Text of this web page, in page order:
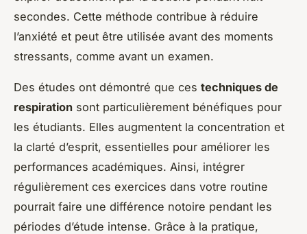
secondes. Cette méthode contribue à réduire
l’anxiété et peut être utilisée avant des moments
stressants, comme avant un examen.
Des études ont démontré que ces techniques de
respiration sont particulièrement bénéfiques pour
les étudiants. Elles augmentent la concentration et
la clarté d’esprit, essentielles pour améliorer les
performances académiques. Ainsi, intégrer
régulièrement ces exercices dans votre routine
pourrait faire une différence notoire pendant les
périodes d’étude intense. Grâce à la pratique,